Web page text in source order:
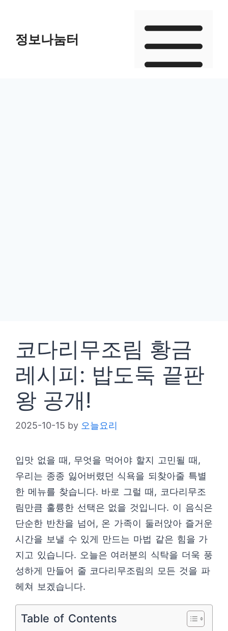
content정보나눔터
코다리무조림 황금
레시피: 밥도둑 끝판
왕 공개!
2025-10-15 by 오늘요리
입맛 없을 때, 무엇을 먹어야 할지 고민될 때,
우리는 종종 잃어버렸던 식욕을 되찾아줄 특별
한 메뉴를 찾습니다. 바로 그럴 때, 코다리무조
림만큼 훌륭한 선택은 없을 것입니다. 이 음식은
단순한 반찬을 넘어, 온 가족이 둘러앉아 즐거운
시간을 보낼 수 있게 만드는 마법 같은 힘을 가
지고 있습니다. 오늘은 여러분의 식탁을 더욱 풍
성하게 만들어 줄 코다리무조림의 모든 것을 파
헤쳐 보겠습니다.
Table of Contents